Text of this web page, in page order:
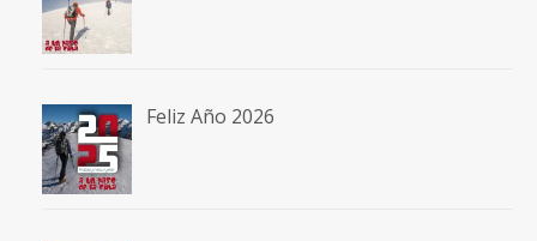
Feliz Año 2026